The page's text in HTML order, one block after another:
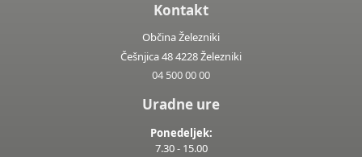
Kontakt
Občina Železniki
Češnjica 48 4228 Železniki
04 500 00 00
Uradne ure
Ponedeljek:
7.30 - 15.00